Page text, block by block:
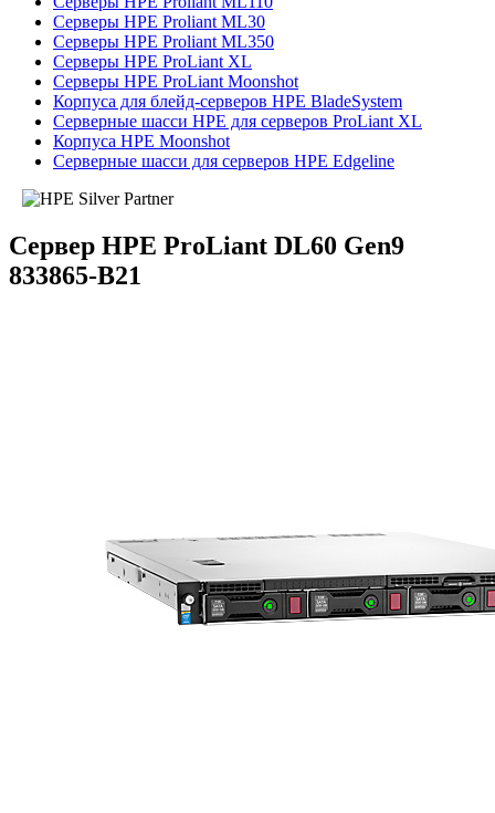
Серверы HPE Proliant ML30
Серверы HPE Proliant ML350
Серверы HPE ProLiant XL
Серверы HPE ProLiant Moonshot
Корпуса для блейд-серверов HPE BladeSystem
Серверные шасси HPE для серверов ProLiant XL
Корпуса HPE Moonshot
Серверные шасси для серверов HPE Edgeline
Сервер HPE ProLiant DL60 Gen9
833865-B21